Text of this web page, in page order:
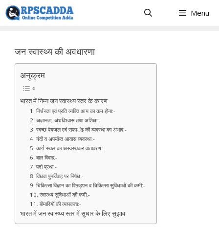
Skip
to
Menu
जन स्वास्थ्य की अवधारणा
अनुक्रम
भारत में निम्न जन स्वास्थ्य स्तर के कारण
1. निर्धनता एवं प्रति व्यक्ति आय का कम होना:-
2. अज्ञानता, अंधविश्वास तथा अशिक्षा:-
3. स्वच्छ पेयजल एवं सफार्इ की व्यवस्था का अभाव:-
4. गंदी व अपर्याप्त आवास व्यवस्था:-
5. कार्य-स्थल का अस्वस्थकर वातावरण:-
6. बाल विवाह:-
7. पर्दा प्रथा:-
8. विधवा पुनर्विवाह पर निषेध:-
9. चिकित्सा विज्ञान का पिछड़पन व चिकित्सा सुविधाओं की कमी:-
10. स्वास्थ्य सुविधाओं की कमी:-
11. बीमारियों की व्यापकता:-
भारत में जन स्वास्थ्य स्तर में सुधार के लिए सुझाव